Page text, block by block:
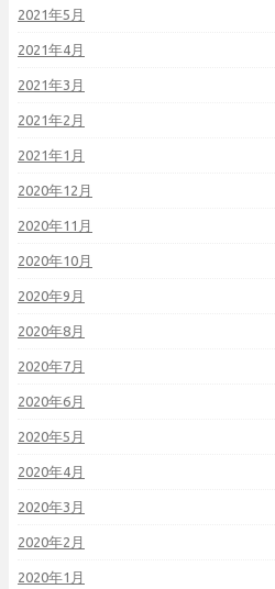
2021年5月
2021年4月
2021年3月
2021年2月
2021年1月
2020年12月
2020年11月
2020年10月
2020年9月
2020年8月
2020年7月
2020年6月
2020年5月
2020年4月
2020年3月
2020年2月
2020年1月